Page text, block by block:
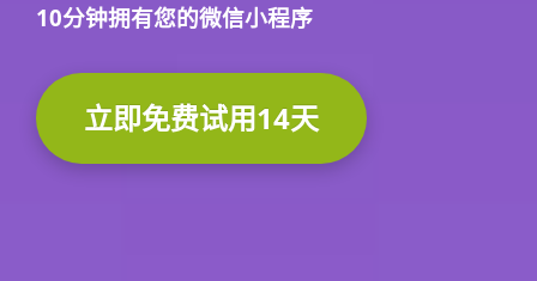
10分钟拥有您的微信小程序
立即免费试用14天